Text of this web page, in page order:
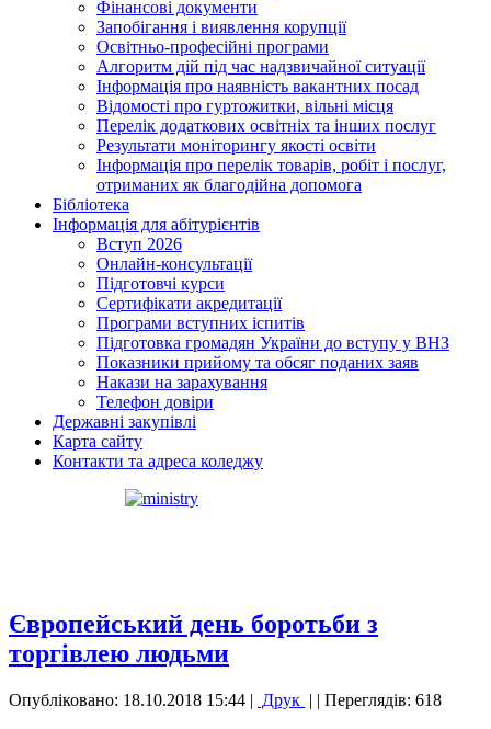
Фінансові документи
Запобігання і виявлення корупції
Освітньо-професійні програми
Алгоритм дій під час надзвичайної ситуації
Інформація про наявність вакантних посад
Відомості про гуртожитки, вільні місця
Перелік додаткових освітніх та інших послуг
Результати моніторингу якості освіти
Інформація про перелік товарів, робіт і послуг,
отриманих як благодійна допомога
Бібліотека
Інформація для абітурієнтів
Вступ 2026
Онлайн-консультації
Підготовчі курси
Сертифікати акредитації
Програми вступних іспитів
Підготовка громадян України до вступу у ВНЗ
Показники прийому та обсяг поданих заяв
Накази на зарахування
Телефон довіри
Державні закупівлі
Карта сайту
Контакти та адреса коледжу
Європейський день боротьби з
торгівлею людьми
Опубліковано: 18.10.2018 15:44 | Друк | | Переглядів: 618